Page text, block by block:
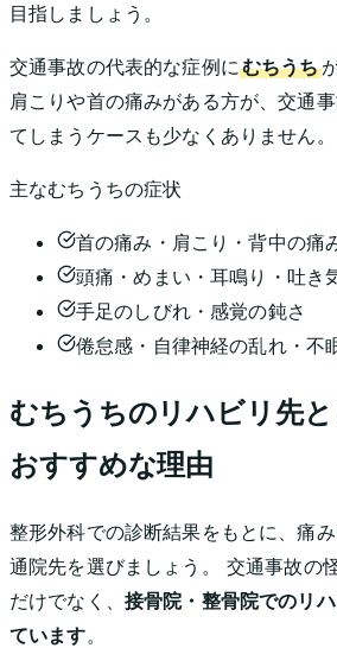
目指しましょう。
交通事故の代表的な症例にむちうち
肩こりや首の痛みがある方が、交通
てしまうケースも少なくありません。
主なむちうちの症状
首の痛み・肩こり・背中の痛
頭痛・めまい・耳鳴り・吐き
手足のしびれ・感覚の鈍さ
倦怠感・自律神経の乱れ・不
むちうちのリハビリ先
おすすめな理由
整形外科での診断結果をもとに、痛
通院先を選びましょう。 交通事故の
だけでなく、 接骨院・整骨院でのリ
ています。